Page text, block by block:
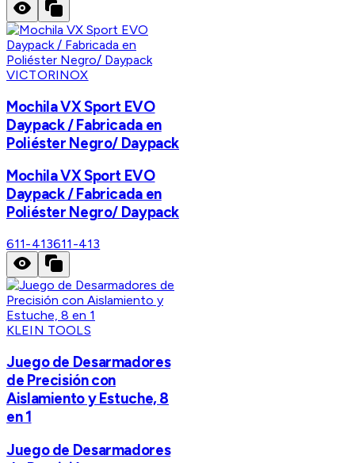
VICTORINOX
Mochila VX Sport EVO
Daypack / Fabricada en
Poliéster Negro/ Daypack
Mochila VX Sport EVO
Daypack / Fabricada en
Poliéster Negro/ Daypack
611-413611-413
KLEIN TOOLS
Juego de Desarmadores
de Precisión con
Aislamiento y Estuche, 8
en 1
Juego de Desarmadores